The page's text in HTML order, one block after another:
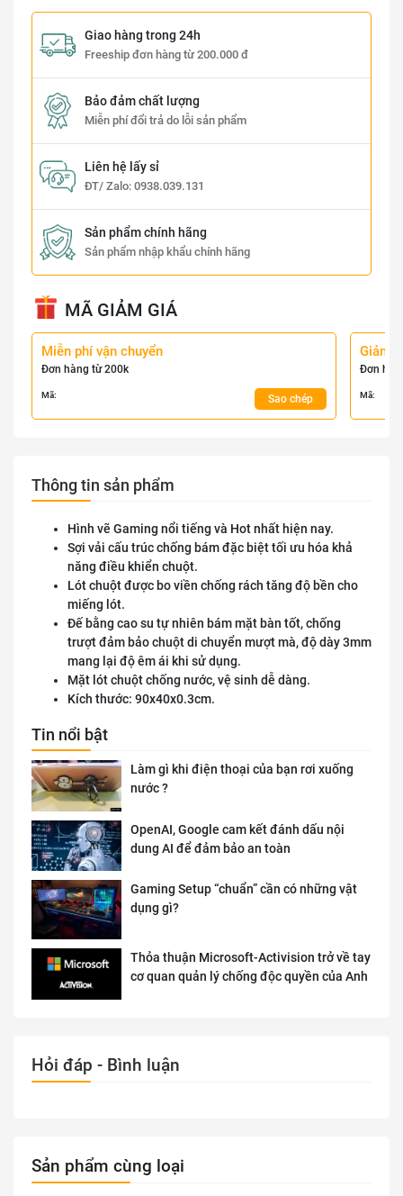
Giao hàng trong 24h
Freeship đơn hàng từ 200.000 đ
Bảo đảm chất lượng
Miễn phí đổi trả do lỗi sản phẩm
Liên hệ lấy sỉ
ĐT/ Zalo: 0938.039.131
Sản phẩm chính hãng
Sản phẩm nhập khẩu chính hãng
MÃ GIẢM GIÁ
Miễn phí vận chuyển
Đơn hàng từ 200k
Mã: Sao chép
Giảm
Đơn
Mã:
Thông tin sản phẩm
Hình vẽ Gaming nổi tiếng và Hot nhất hiện nay.
Sợi vải cấu trúc chống bám đặc biệt tối ưu hóa khả
năng điều khiển chuột.
Lót chuột được bo viền chống rách tăng độ bền cho
miếng lót.
Đế bằng cao su tự nhiên bám mặt bàn tốt, chống
trượt đảm bảo chuột di chuyển mượt mà, độ dày 3mm
mang lại độ êm ái khi sử dụng.
Mặt lót chuột chống nước, vệ sinh dễ dàng.
Kích thước: 90x40x0.3cm.
Tin nổi bật
Làm gì khi điện thoại của bạn rơi xuống
nước ?
OpenAI, Google cam kết đánh dấu nội
dung AI để đảm bảo an toàn
Gaming Setup “chuẩn” cần có những vật
dụng gì?
Thỏa thuận Microsoft-Activision trở về tay
cơ quan quản lý chống độc quyền của Anh
Hỏi đáp - Bình luận
Sản phẩm cùng loại